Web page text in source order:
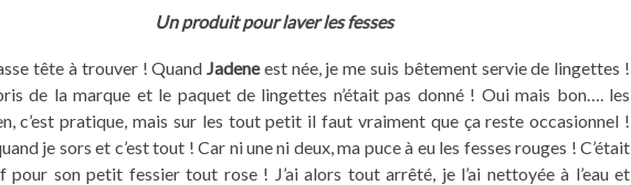
Un produit pour laver les fesses
tête à trouver ! QuandJadeneest née, je me suis bêtement servie de lingettes !
de la marque et le paquet de lingettes n’était pas donné ! Oui mais bon…. les
c’est pratique, mais sur les tout petit il faut vraiment que ça reste occasionnel !
je sors et c’est tout ! Car ni une ni deux, ma puce à eu les fesses rouges ! C’était
pour son petit fessier tout rose ! J’ai alors tout arrêté, je l’ai nettoyée à l’eau et